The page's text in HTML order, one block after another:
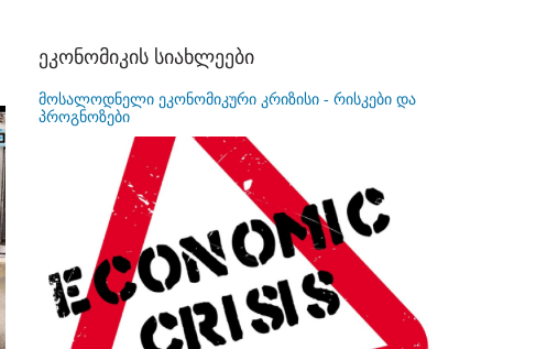
ეკონომიკის სიახლეები
მოსალოდნელი ეკონომიკური კრიზისი - რისკები და
პროგნოზები